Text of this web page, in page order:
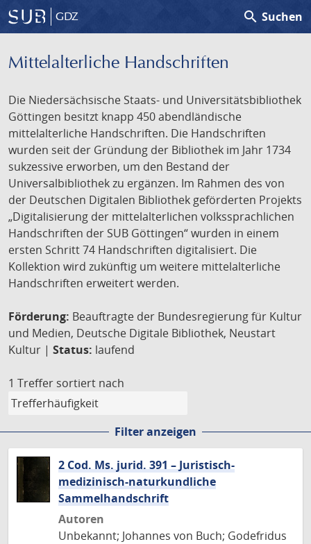
GDZ search Suchen
Mittelalterliche Handschriften
Die Niedersächsische Staats- und Universitätsbibliothek
Göttingen besitzt knapp 450 abendländische
mittelalterliche Handschriften. Die Handschriften
wurden seit der Gründung der Bibliothek im Jahr 1734
sukzessive erworben, um den Bestand der
Universalbibliothek zu ergänzen. Im Rahmen des von
der Deutschen Digitalen Bibliothek geförderten Projekts
„Digitalisierung der mittelalterlichen volkssprachlichen
Handschriften der SUB Göttingen“ wurden in einem
ersten Schritt 74 Handschriften digitalisiert. Die
Kollektion wird zukünftig um weitere mittelalterliche
Handschriften erweitert werden.
Förderung: Beauftragte der Bundesregierung für Kultur
und Medien, Deutsche Digitale Bibliothek, Neustart
Kultur | Status: laufend
1 Treffer sortiert nach
Filter anzeigen
2 Cod. Ms. jurid. 391 – Juristisch-
medizinisch-naturkundliche
Sammelhandschrift
Autoren
Unbekannt; Johannes von Buch; Godefridus